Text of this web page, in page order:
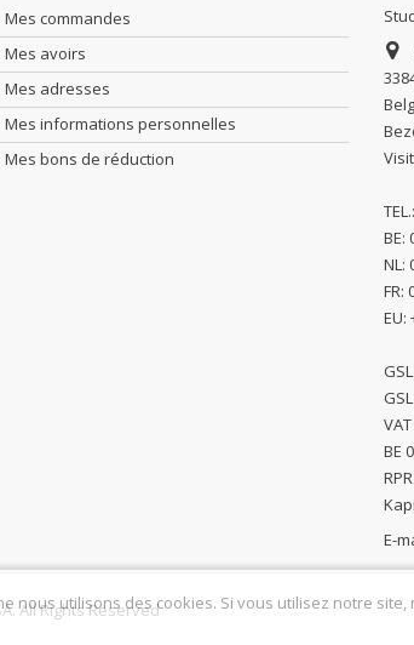
Mes commandes
Mes avoirs
Mes adresses
Mes informations personnelles
Mes bons de réduction
TEL.:
BE:
NL:
FR:
EU:
BE
E-
All Rights Reserved
nous utilisons des cookies. Si vous utilisez notre